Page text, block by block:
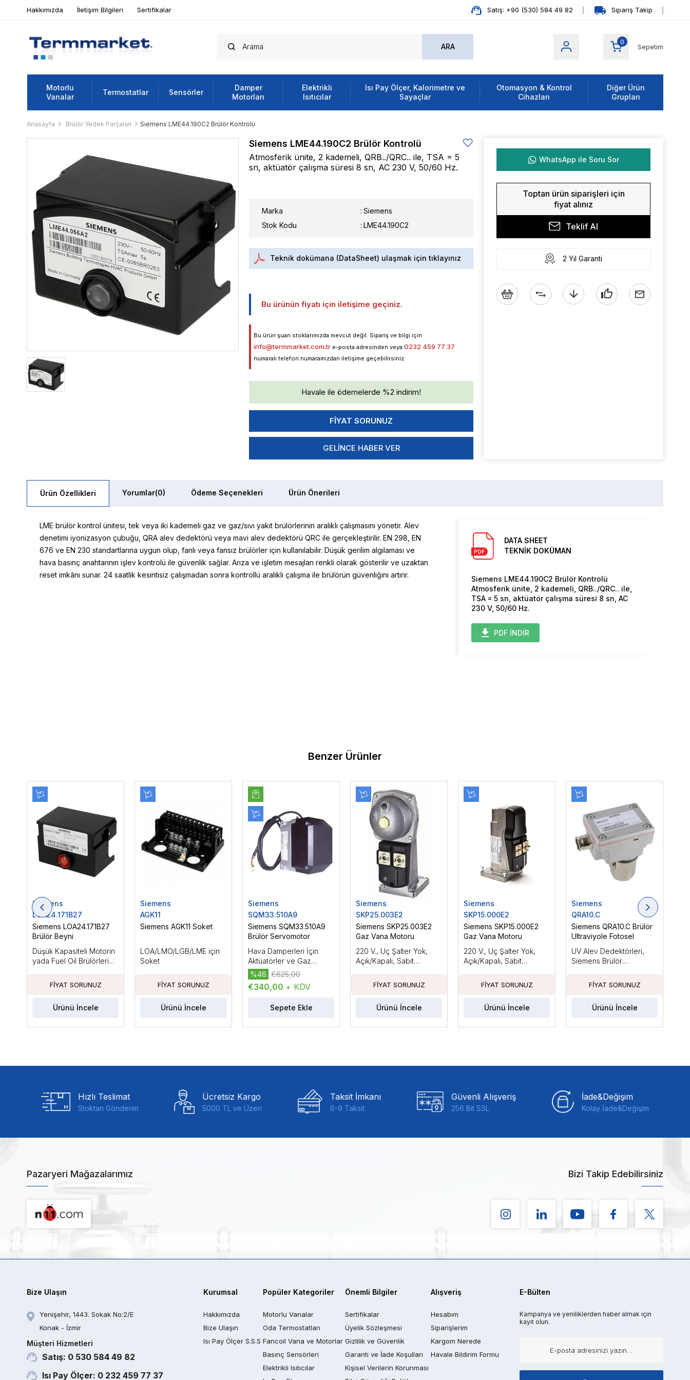
Hakkımızda İletişim Bilgileri Sertifikalar Satış: +90 (530) 584 49 82 Sipariş Takip
Sepetim
0
Motorlu
Vanalar
Termostatlar Sensörler
Damper
Motorları
Elektrikli
Isıtıcılar
Isı Pay Ölçer, Kalorimetre ve
Sayaçlar
Otomasyon & Kontrol
Cihazları
Diğer Ürün
Grupları
Anasayfa Brülör Yedek Parçaları Siemens LME44.190C2 Brülör Kontrolü
Siemens LME44.190C2 Brülör Kontrolü
Atmosferik ünite, 2 kademeli, QRB../QRC.. ile, TSA = 5
sn, aktüatör çalışma süresi 8 sn, AC 230 V, 50/60 Hz.
Marka : Siemens
Stok Kodu
LME44.190C2
Teknik dokümana (DataSheet) ulaşmak için tıklayınız
Bu ürünün fiyatı için iletişime geçiniz.
Bu ürün şuan stoklarımızda mevcut değil. Sipariş ve bilgi için
info@termmarket.com.tr e-posta adresinden veya 0232 459 77 37
numaralı telefon numaramızdan iletişime geçebilirsiniz
Havale ile ödemelerde %2 indirim!
GELINCE HABER VER
WhatsApp ile Soru Sor
Toptan ürün siparişleri için
fiyat alınız
Teklif Al
2 Yıl Garanti
Ürün Özellikleri Yorumlar(0) Ödeme Seçenekleri Ürün Önerileri
LME brülör kontrol ünitesi, tek veya iki kademeli gaz ve gaz/sıvı yakıt brülörlerinin aralıklı çalışmasını yönetir. Alev
denetimi iyonizasyon çubuğu, QRA alev dedektörü veya mavi alev dedektörü QRC ile gerçekleştirilir. EN 298, EN
676 ve EN 230 standartlarına uygun olup, fanlı veya fansız brülörler için kullanılabilir. Düşük gerilim algılaması ve
hava basınç anahtarının işlev kontrolü ile güvenlik sağlar. Arıza ve işletim mesajları renkli olarak gösterilir ve uzaktan
reset imkânı sunar. 24 saatlik kesintisiz çalışmadan sonra kontrollü aralıklı çalışma ile brülörün güvenliğini artırır.
DATA SHEET
TEKNİK DOKÜMAN
Siemens LME44.190C2 Brülör Kontrolü
Atmosferik ünite, 2 kademeli, QRB../QRC.. ile,
TSA = 5 sn, aktüatör çalışma süresi 8 sn, AC
230 V, 50/60 Hz.
PDF İNDİR
Benzer Ürünler
Siemens
LOA24.171B27
Siemens LOA24.171B27
Brülör Beyni
Düşük Kapasiteli Motorin
yada Fuel Oil Brülörleri
Ürünü İncele
Siemens
AGK11
Siemens AGK11 Soket
LOA/LMO/LGB/LME için
Soket
Ürünü İncele
Siemens
SQM33.510A9
Siemens SQM33.510A9
Brülör Servomotor
Hava Damperleri İçin
Aktüatörler ve Gaz
Damperleri, Elektromotor
Aktüatörler, AC/DC 24
V.Tutma Torku:3Nm,
€340,00 + KDV
%46 €625,00
Sepete Ekle
Siemens
SKP25.003E2
Siemens SKP25.003E2
Gaz Vana Motoru
220 V., Uç Şalter Yok,
Açık/Kapalı, Sabit
Kadar Basınç Regülatörlü
Ürünü İncele
Siemens
SKP15.000E2
Siemens SKP15.000E2
Gaz Vana Motoru
220 V., Uç Şalter Yok,
Açık/Kapalı, Sabit
Ürünü İncele
Siemens
QRA10.C
Siemens QRA10.C Brülör
Ultraviyole Fotosel
UV Alev Dedektörleri,
Siemens Brülör
İçin Tasarlanmıştır
Ürünü İncele
Hızlı Teslimat
Stoktan Gönderim
Ücretsiz Kargo
5000 TL ve Üzeri
Taksit İmkanı
6-9 Taksit
Güvenli Alışveriş
256 Bit SSL
İade&Değişim
Kolay İade&Değişim
Pazaryeri Mağazalarımız Bizi Takip Edebilirsiniz
Bize Ulaşın
Yenişehir, 1443. Sokak No:2/E
Konak - İzmir
Müşteri Hizmetleri
Satış: 0 530 584 49 82
Isı Pay Ölçer: 0 232 459 77 37
Kurumsal
Hakkımızda
Bize Ulaşın
Isı Pay Ölçer S.S.S
Popüler Kategoriler
Motorlu Vanalar
Oda Termostatları
Fancoil Vana ve Motorlar
Basınç Sensörleri
Elektrikli Isıtıcılar
Önemli Bilgiler
Sertifikalar
Üyelik Sözleşmesi
Gizlilik ve Güvenlik
Garanti ve İade Koşulları
Kişisel Verilerin Korunması
Alışveriş
Hesabım
Siparişlerim
Kargom Nerede
Havale Bildirim Formu
E-Bülten
Kampanya ve yeniliklerden haber almak için
kayıt olun.